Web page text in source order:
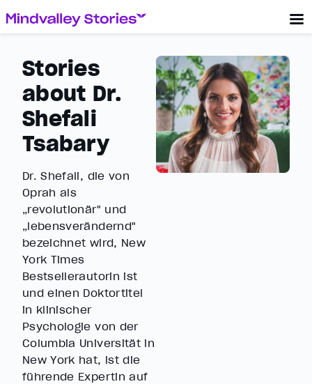
Stories
about Dr.
Shefali
Tsabary
Dr. Shefali, die von
Oprah als
„revolutionär" und
„lebensverändernd"
bezeichnet wird, New
York Times
Bestsellerautorin ist
und einen Doktortitel
in klinischer
Psychologie von der
Columbia Universität in
New York hat, ist die
führende Expertin auf